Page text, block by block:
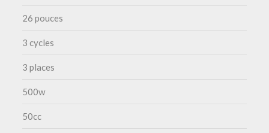
26 pouces
3 cycles
3 places
500w
50cc